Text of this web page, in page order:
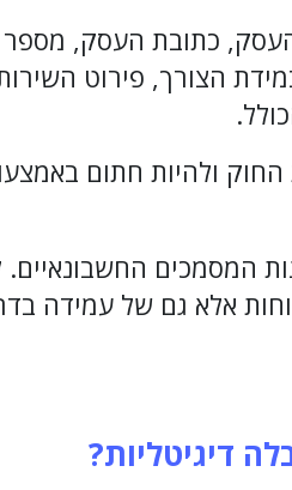
העסק, כתובת העסק,
הצורך, פירוט
ולהיות חתום
על תקינות המסמכים
אלא גם של עמידה
דיגיטליות?